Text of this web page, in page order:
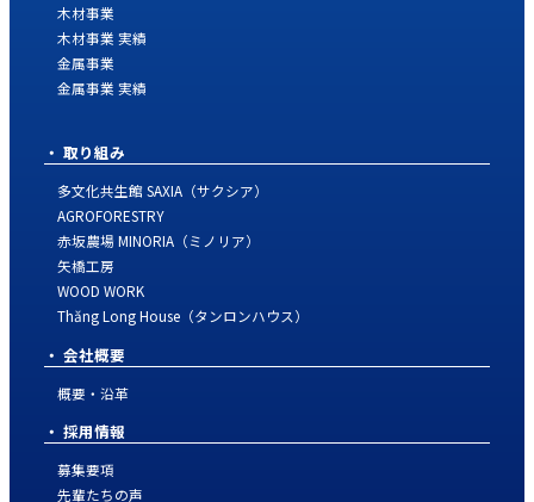
木材事業
木材事業 実績
金属事業
金属事業 実績
取り組み
多文化共生館 SAXIA（サクシア）
AGROFORESTRY
赤坂農場 MINORIA（ミノリア）
矢橋工房
WOOD WORK
Thăng Long House（タンロンハウス）
会社概要
概要・沿革
採用情報
募集要項
先輩たちの声